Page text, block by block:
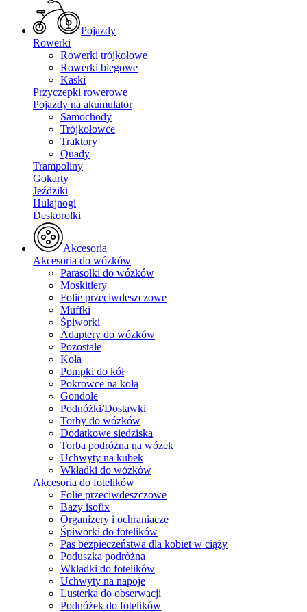
Pojazdy
Rowerki
Rowerki trójkołowe
Rowerki biegowe
Kaski
Przyczepki rowerowe
Pojazdy na akumulator
Samochody
Trójkołowce
Traktory
Quady
Trampoliny
Gokarty
Jeździki
Hulajnogi
Deskorolki
Akcesoria
Akcesoria do wózków
Parasolki do wózków
Moskitiery
Folie przeciwdeszczowe
Muffki
Śpiworki
Adaptery do wózków
Pozostałe
Koła
Pompki do kół
Pokrowce na koła
Gondole
Podnóżki/Dostawki
Torby do wózków
Dodatkowe siedziska
Torba podróżna na wózek
Uchwyty na kubek
Wkładki do wózków
Akcesoria do fotelików
Folie przeciwdeszczowe
Bazy isofix
Organizery i ochraniacze
Śpiworki do fotelików
Pas bezpieczeństwa dla kobiet w ciąży
Poduszka podróżna
Wkładki do fotelików
Uchwyty na napoje
Lusterka do obserwacji
Podnóżek do fotelików